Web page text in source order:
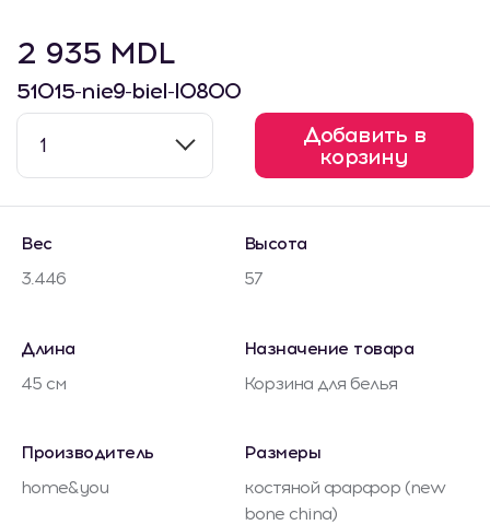
2 935 MDL
51015-nie9-biel-l0800
1
Добавить в
корзину
Вес
3.446
Высота
57
Длина
45 см
Назначение товара
Корзина для белья
Производитель
home&you
Размеры
костяной фарфор (new
bone china)